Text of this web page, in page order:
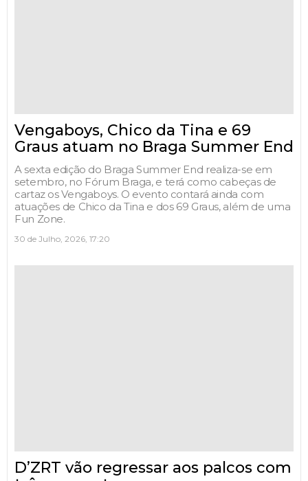
Vengaboys, Chico da Tina e 69
Graus atuam no Braga Summer End
A sexta edição do Braga Summer End realiza-se em
setembro, no Fórum Braga, e terá como cabeças de
cartaz os Vengaboys. O evento contará ainda com
atuações de Chico da Tina e dos 69 Graus, além de uma
Fun Zone.
30 de Julho, 2026, 17:20
D’ZRT vão regressar aos palcos com